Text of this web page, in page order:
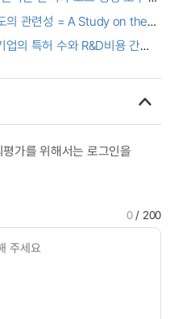
tool supporting
의 관련성 = A Study on the
on Firm R&D Investment
의 특허 수와 R&D비용 간
of functions
가를 위해서는 로그인을
0/ 200